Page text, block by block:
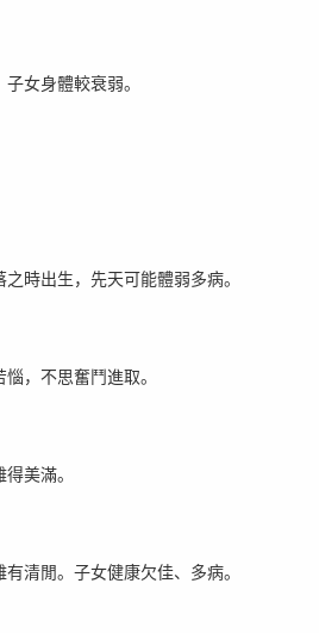
女身體較衰弱。
時出生，先天可能體弱多病。
，不思奮鬥進取。
美滿。
清閒。子女健康欠佳、多病。